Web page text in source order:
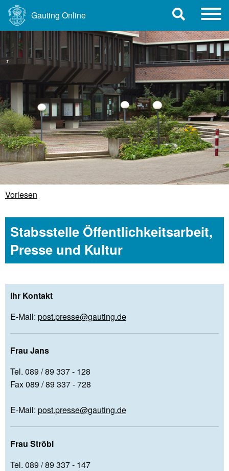
Gauting Online
Vorlesen
Stabsstelle Öffentlichkeitsarbeit,
Presse und Kultur
Ihr Kontakt
E-Mail: post.presse@gauting.de
Frau Jans
Tel. 089 / 89 337 - 128
Fax 089 / 89 337 - 728
E-Mail: post.presse@gauting.de
Frau Ströbl
Tel. 089 / 89 337 - 147